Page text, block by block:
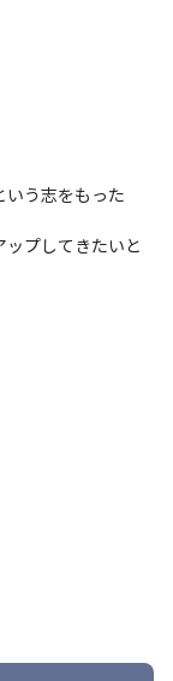
いう志をもった
プしてきたいと